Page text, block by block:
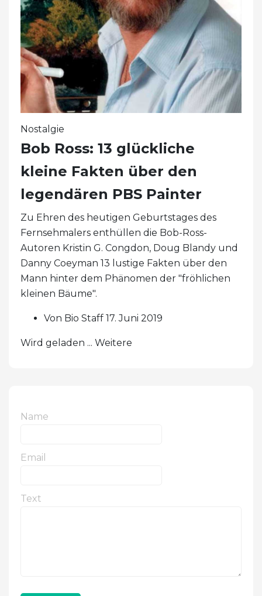
Nostalgie
Bob Ross: 13 glückliche
kleine Fakten über den
legendären PBS Painter
Zu Ehren des heutigen Geburtstages des
Fernsehmalers enthüllen die Bob-Ross-
Autoren Kristin G. Congdon, Doug Blandy und
Danny Coeyman 13 lustige Fakten über den
Mann hinter dem Phänomen der "fröhlichen
kleinen Bäume".
Von Bio Staff 17. Juni 2019
Wird geladen ... Weitere
Name
Email
Text